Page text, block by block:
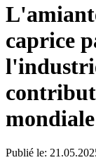
caprice
Publié le: